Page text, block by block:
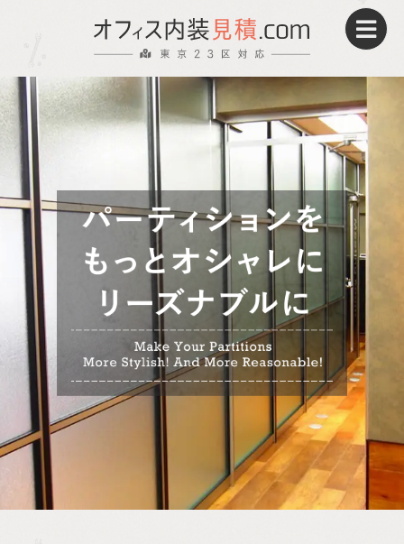
パーティション 床貼替え・OAフロア
壁紙・クロス 電気工事
パーティション
メリット
バリエーション
品質と安全性